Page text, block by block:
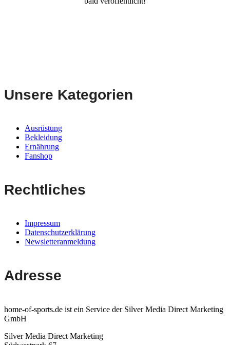
Unsere Kategorien
Ausrüstung
Bekleidung
Ernährung
Fanshop
Rechtliches
Impressum
Datenschutzerklärung
Newsletteranmeldung
Adresse
home-of-sports.de ist ein Service der Silver Media Direct Marketing
GmbH
Silver Media Direct Marketing